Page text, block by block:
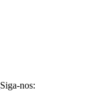
Siga-nos: